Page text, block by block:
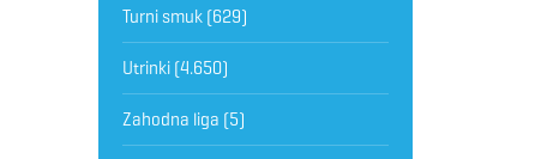
Turni smuk(629)
Utrinki(4.650)
Zahodna liga (5)